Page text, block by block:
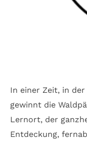
In einer Zeit, in
gewinnt die
Lernort, der
Entdeckung,